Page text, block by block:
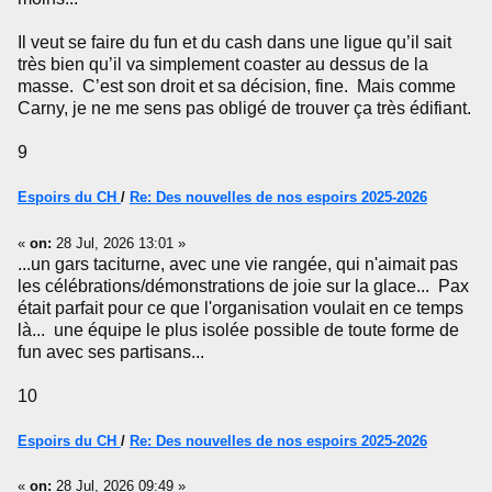
Il veut se faire du fun et du cash dans une ligue qu’il sait
très bien qu’il va simplement coaster au dessus de la
masse. C’est son droit et sa décision, fine. Mais comme
Carny, je ne me sens pas obligé de trouver ça très édifiant.
9
Espoirs du CH / Re: Des nouvelles de nos espoirs 2025-2026
« on: 28 Jul, 2026 13:01 »
...un gars taciturne, avec une vie rangée, qui n'aimait pas
les célébrations/démonstrations de joie sur la glace... Pax
était parfait pour ce que l'organisation voulait en ce temps
là... une équipe le plus isolée possible de toute forme de
fun avec ses partisans...
10
Espoirs du CH / Re: Des nouvelles de nos espoirs 2025-2026
« on: 28 Jul, 2026 09:49 »